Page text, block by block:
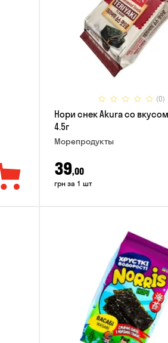
(0)
Нори снек Akura со
4.5г
Морепродукты
39,00
грн за 1 шт